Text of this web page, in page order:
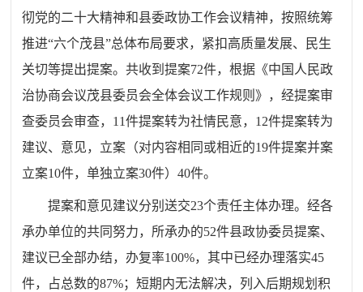
彻党的二十大精神和县委政协工作会议精神，按照统筹
推进“六个茂县”总体布局要求，紧扣高质量发展、民生
关切等提出提案。共收到提案72件，根据《中国人民政
治协商会议茂县委员会全体会议工作规则》，经提案审
查委员会审查， 11件提案转为社情民意， 12件提案转为
建议、意见，立案（对内容相同或相近的19件提案并案
立案10件，单独立案30件）40件。
提案和意见建议分别送交23个责任主体办理。经各
承办单位的共同努力，所承办的52件县政协委员提案、
建议已全部办结，办复率100%，其中已经办理落实45
件，占总数的87%；短期内无法解决，列入后期规划积